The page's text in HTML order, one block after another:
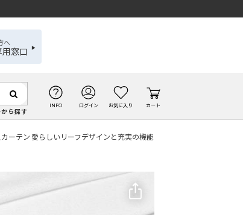
へ
用窓口
ら探す
INFO ログイン お気に入り カート
ーテン 愛らしいリーフデザインと充実の機能